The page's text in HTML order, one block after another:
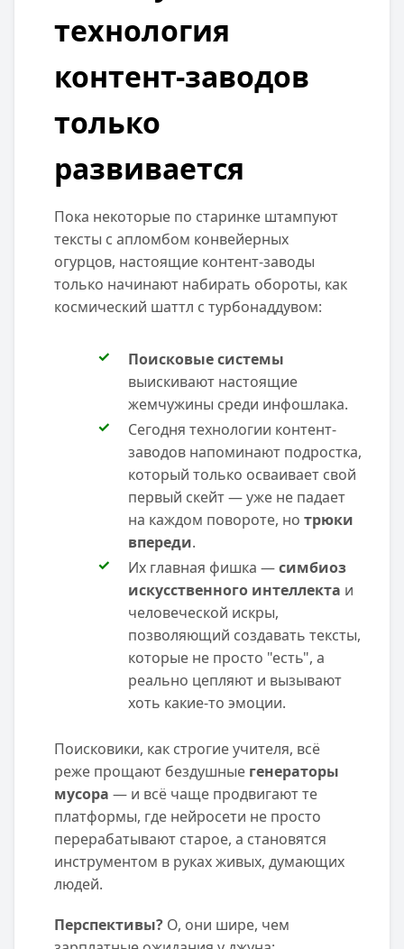
технология
контент-заводов
только
развивается
Пока некоторые по старинке штампуют
тексты с апломбом конвейерных
огурцов, настоящие контент-заводы
только начинают набирать обороты, как
космический шаттл с турбонаддувом:
Поисковые системы
выискивают настоящие
жемчужины среди инфошлака.
Сегодня технологии контент-
заводов напоминают подростка,
который только осваивает свой
первый скейт — уже не падает
на каждом повороте, но трюки
впереди.
Их главная фишка —симбиоз
искусственного интеллекта и
человеческой искры,
позволяющий создавать тексты,
которые не просто "есть", а
реально цепляют и вызывают
хоть какие-то эмоции.
Поисковики, как строгие учителя, всё
реже прощают бездушные генераторы
мусора — и всё чаще продвигают те
платформы, где нейросети не просто
перерабатывают старое, а становятся
инструментом в руках живых, думающих
людей.
Перспективы? О, они шире, чем